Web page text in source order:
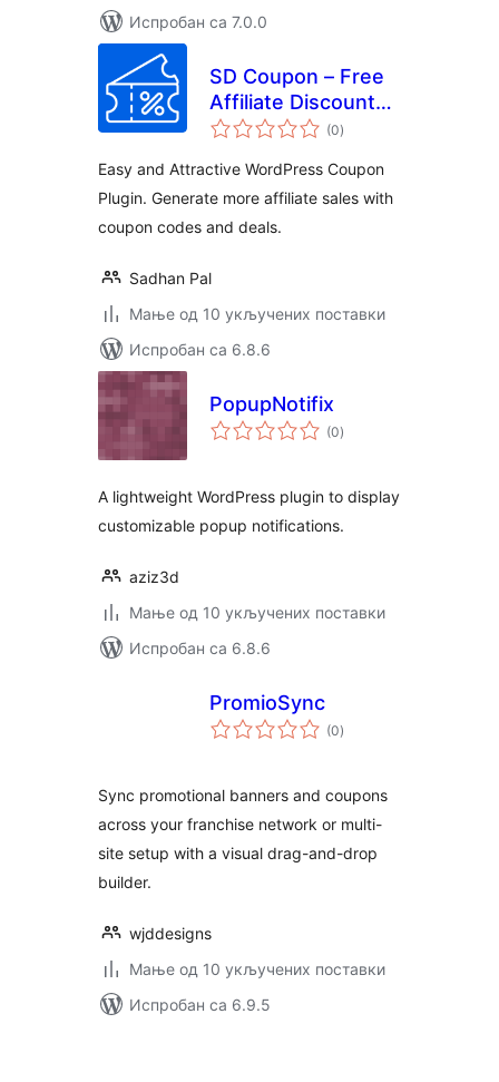
Испробан са 7.0.0
SD Coupon – Free
Affiliate Discount
Coupons Promo
(0укупних
оцена
)
Easy and Attractive WordPress Coupon
Plugin. Generate more affiliate sales with
coupon codes and deals.
Sadhan Pal
Мање од 10 укључених поставки
Испробан са 6.8.6
PopupNotifix
(0укупних
оцена
)
A lightweight WordPress plugin to display
customizable popup notifications.
aziz3d
Мање од 10 укључених поставки
Испробан са 6.8.6
PromioSync
(0укупних
оцена
)
Sync promotional banners and coupons
across your franchise network or multi-
site setup with a visual drag-and-drop
builder.
wjddesigns
Мање од 10 укључених поставки
Испробан са 6.9.5